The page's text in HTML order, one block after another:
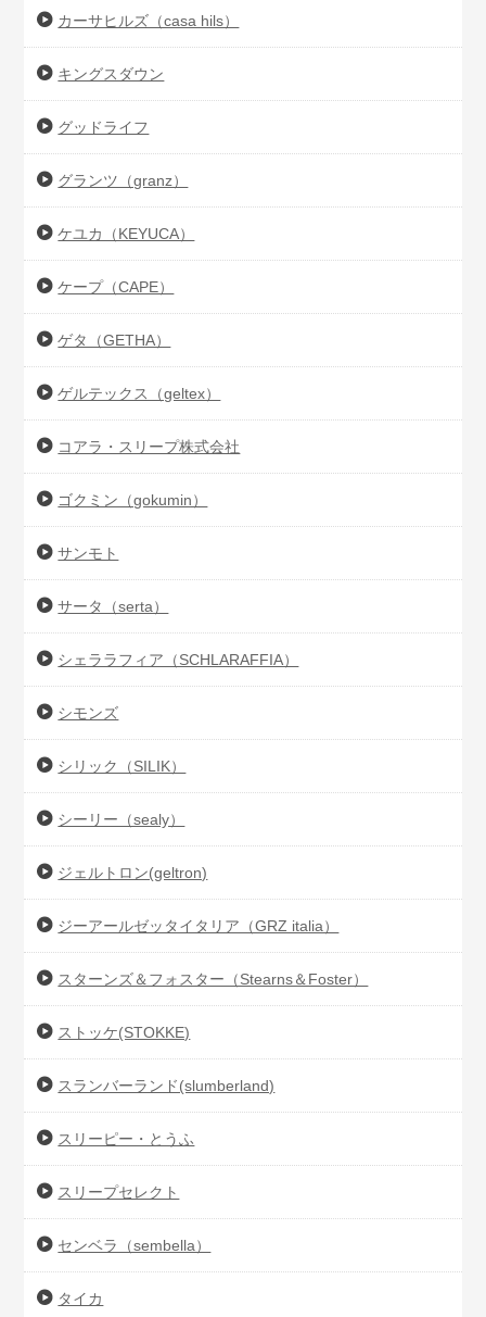
カーサヒルズ（casa hils）
キングスダウン
グッドライフ
グランツ（granz）
ケユカ（KEYUCA）
ケープ（CAPE）
ゲタ（GETHA）
ゲルテックス（geltex）
コアラ・スリープ株式会社
ゴクミン（gokumin）
サンモト
サータ（serta）
シェララフィア（SCHLARAFFIA）
シモンズ
シリック（SILIK）
シーリー（sealy）
ジェルトロン(geltron)
ジーアールゼッタイタリア（GRZ italia）
スターンズ＆フォスター（Stearns＆Foster）
ストッケ(STOKKE)
スランバーランド(slumberland)
スリーピー・とうふ
スリープセレクト
センベラ（sembella）
タイカ